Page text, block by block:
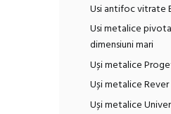
Usi antifoc vitrate
Usi metalice
dimensiuni mari
Uși metalice
Uși metalice Rever
Uși metalice Univer